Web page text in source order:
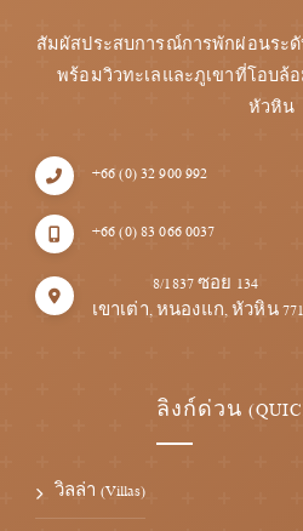
สัมผัสประสบการณ์การพักผ่อนระ
พร้อมวิวทะเลและภูเขาที่โอบ
หัวหิน
+66 (0) 32 900 992
+66 (0) 83 066 0037
8/1837 ซอย 134
เขาเต่า, หนองแก, หัวหิน
ลิงก์ด่วน
วิลล่า (Villas)